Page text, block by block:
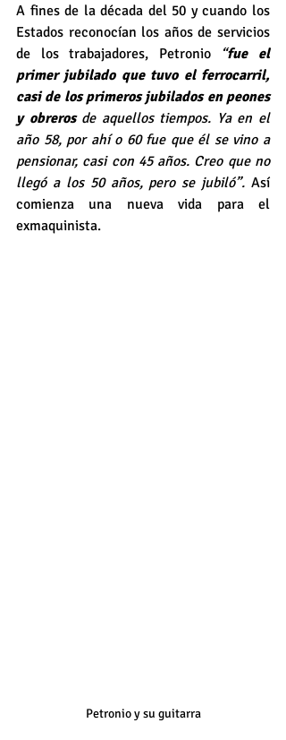
A fines de la década del 50 y cuando los
Estados reconocían los años de servicios
de los trabajadores, Petronio
“fue el
primer jubilado que tuvo el ferrocarril,
casi de los primeros jubilados en peones
y obreros de aquellos tiempos. Ya en el
año 58, por ahí o 60 fue que él se vino a
pensionar, casi con 45 años. Creo que no
llegó a los 50 años, pero se jubiló”. Así
comienza una nueva vida para el
exmaquinista.
Petronio y su guitarra